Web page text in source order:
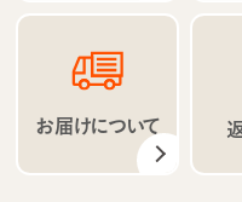
お届けについて